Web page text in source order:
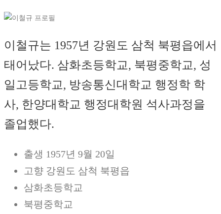
이철규는 1957년 강원도 삼척 북평읍에서
태어났다. 삼화초등학교, 북평중학교, 성
일고등학교, 방송통신대학교 행정학 학
사, 한양대학교 행정대학원 석사과정을
졸업했다.
출생 1957년 9월 20일
고향 강원도 삼척 북평읍
삼화초등학교
북평중학교